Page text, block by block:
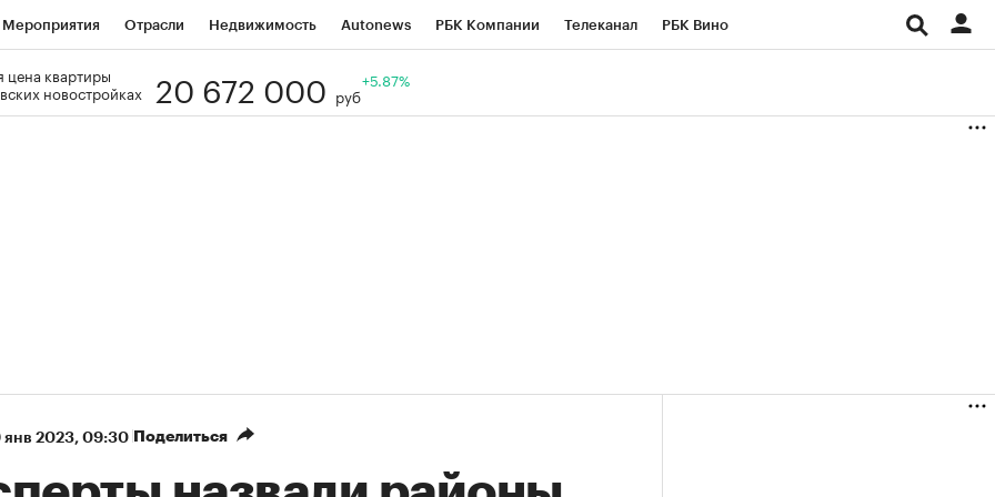
Мероприятия Отрасли Недвижимость Autonews РБК Компании Телеканал РБК Вино
Визионеры
цена квартиры
новостройках
20 672 000 руб
+5.87%
янв 2023, 09:30 Поделиться